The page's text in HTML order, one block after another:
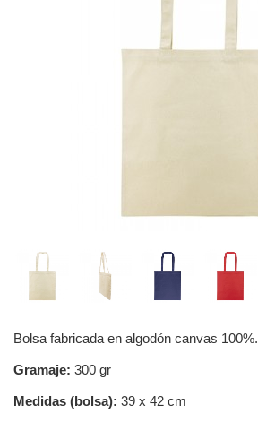
Bolsa fabricada en algodón canvas 100%.
Gramaje: 300 gr
Medidas (bolsa): 39 x 42 cm